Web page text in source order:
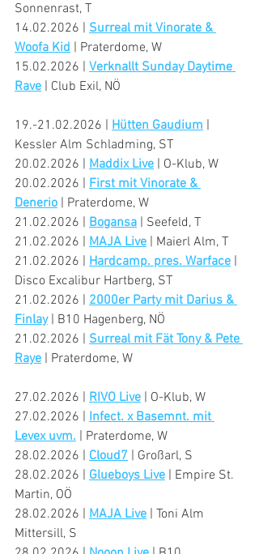
Sonnenrast, T
14.02.2026 | Surreal mit Vinorate &
Woofa Kid | Praterdome, W
15.02.2026 | Verknallt Sunday Daytime
Rave | Club Exil, NÖ
19.-21.02.2026 | Hütten Gaudium |
Kessler Alm Schladming, ST
20.02.2026 | Maddix Live | O-Klub, W
20.02.2026 | First mit Vinorate &
Denerio | Praterdome, W
21.02.2026 | Bogansa | Seefeld, T
21.02.2026 | MAJA Live | Maierl Alm, T
21.02.2026 | Hardcamp. pres. Warface |
Disco Excalibur Hartberg, ST
21.02.2026 | 2000er Party mit Darius &
Finlay | B10 Hagenberg, NÖ
21.02.2026 | Surreal mit Fät Tony & Pete
Raye | Praterdome, W
27.02.2026 | RIVO Live | O-Klub, W
27.02.2026 | Infect. x Basemnt. mit
Levex uvm. | Praterdome, W
28.02.2026 | Cloud7 | Großarl, S
28.02.2026 | Glueboys Live | Empire St.
Martin, OÖ
28.02.2026 | MAJA Live | Toni Alm
Mittersill, S